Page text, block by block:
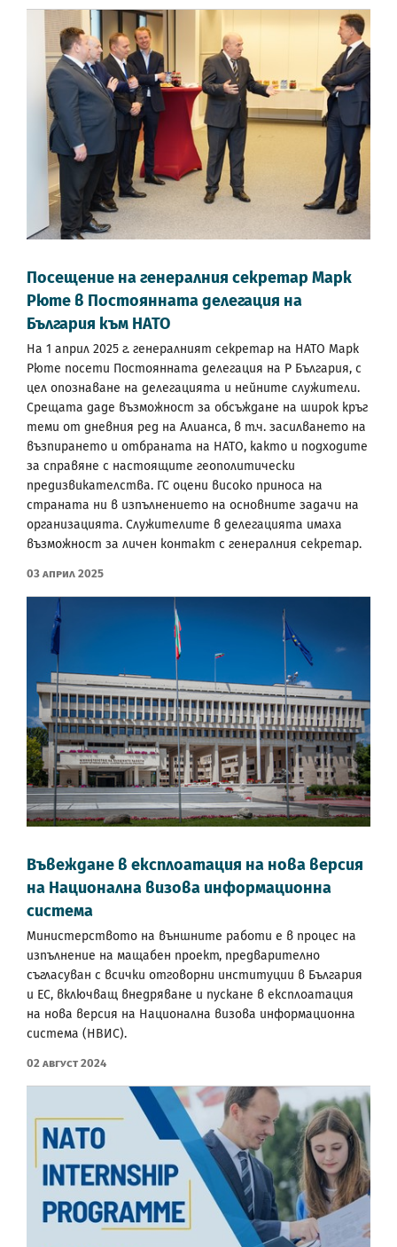
Посещение на генералния секретар Марк
Рюте в Постоянната делегация на
България към НАТО
На 1 април 2025 г. генералният секретар на НАТО Марк
Рюте посети Постоянната делегация на Р България, с
цел опознаване на делегацията и нейните служители.
Срещата даде възможност за обсъждане на широк кръг
теми от дневния ред на Алианса, в т.ч. засилването на
възпирането и отбраната на НАТО, както и подходите
за справяне с настоящите геополитически
предизвикателства. ГС оцени високо приноса на
страната ни в изпълнението на основните задачи на
организацията. Служителите в делегацията имаха
възможност за личен контакт с генералния секретар.
03 Април 2025
Въвеждане в експлоатация на нова версия
на Национална визова информационна
система
Министерството на външните работи е в процес на
изпълнение на мащабен проект, предварително
съгласуван с всички отговорни институции в България
и ЕС, включващ внедряване и пускане в експлоатация
на нова версия на Национална визова информационна
система (НВИС).
02 Август 2024